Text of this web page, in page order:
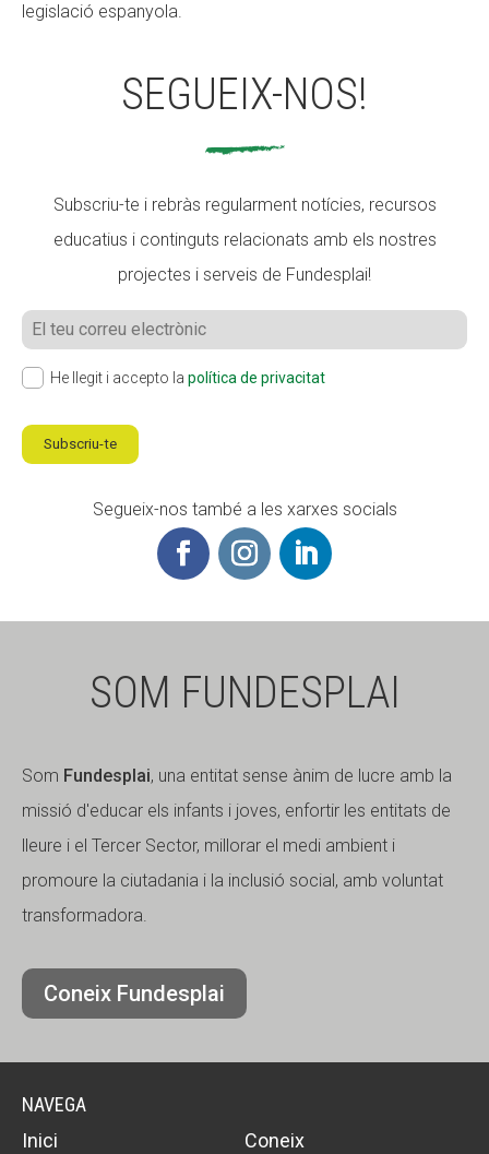
legislació espanyola.
SEGUEIX-NOS!
Subscriu-te i rebràs regularment notícies, recursos
educatius i continguts relacionats amb els nostres
projectes i serveis de Fundesplai!
He llegit i accepto la política de privacitat
Subscriu-te
Segueix-nos també a les xarxes socials
SOM FUNDESPLAI
Som Fundesplai, una entitat sense ànim de lucre amb la
missió d'educar els infants i joves, enfortir les entitats de
lleure i el Tercer Sector, millorar el medi ambient i
promoure la ciutadania i la inclusió social, amb voluntat
transformadora.
Coneix Fundesplai
NAVEGA
Inici
Coneix